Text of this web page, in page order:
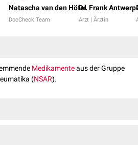
Natascha van den Höfel
DocCheck Team
Dr. Frank
Arzt | Ärztin
Medikamenteaus der Gruppe
(NSAR).